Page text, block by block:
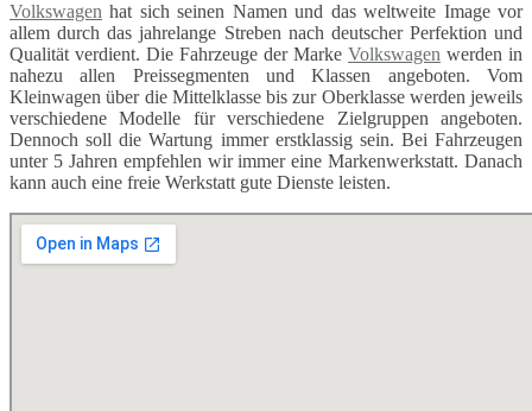
Volkswagen hat sich seinen Namen und das weltweite Image vor
allem durch das jahrelange Streben nach deutscher Perfektion und
Qualität verdient. Die Fahrzeuge der Marke Volkswagen werden in
nahezu allen Preissegmenten und Klassen angeboten. Vom
Kleinwagen über die Mittelklasse bis zur Oberklasse werden jeweils
verschiedene Modelle für verschiedene Zielgruppen angeboten.
Dennoch soll die Wartung immer erstklassig sein. Bei Fahrzeugen
unter 5 Jahren empfehlen wir immer eine Markenwerkstatt. Danach
kann auch eine freie Werkstatt gute Dienste leisten.